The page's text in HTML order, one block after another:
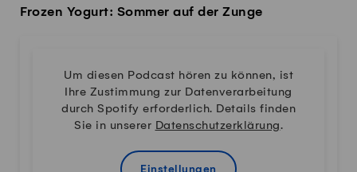
Frozen Yogurt: Sommer auf der Zunge
Um diesen Podcast hören zu können, ist
Ihre Zustimmung zur Datenverarbeitung
durch Spotify erforderlich. Details finden
Sie in unserer Datenschutzerklärung.